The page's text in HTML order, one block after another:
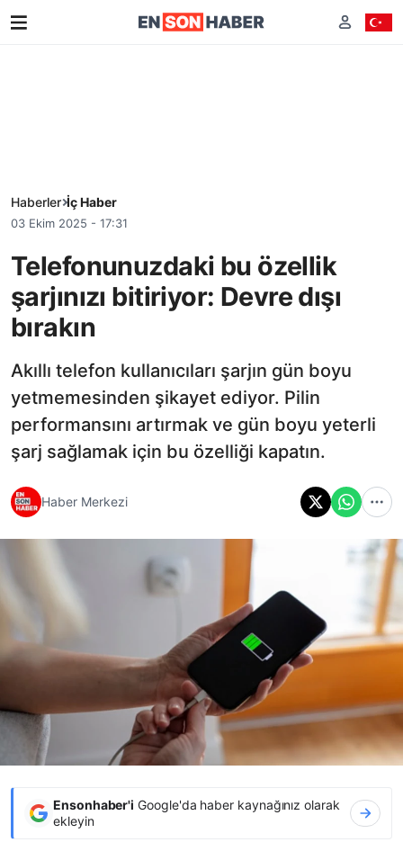
Haberler İç Haber
03 Ekim 2025 - 17:31
Telefonunuzdaki bu özellik
şarjınızı bitiriyor: Devre dışı
bırakın
Akıllı telefon kullanıcıları şarjın gün boyu
yetmemesinden şikayet ediyor. Pilin
performansını artırmak ve gün boyu yeterli
şarj sağlamak için bu özelliği kapatın.
Haber Merkezi
Ensonhaber'i Google'da haber kaynağınız olarak
ekleyin